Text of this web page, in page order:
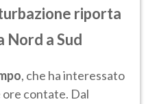
riporta
Nord a Sud
, che ha interessato
ore contate. Dal